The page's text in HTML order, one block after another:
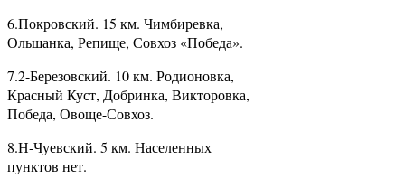
6.Покровский. 15 км. Чимбиревка,
Ольшанка, Репище, Совхоз «Победа».
7.2-Березовский. 10 км. Родионовка,
Красный Куст, Добринка, Викторовка,
Победа, Овоще-Совхоз.
8.Н-Чуевский. 5 км. Населенных
пунктов нет.